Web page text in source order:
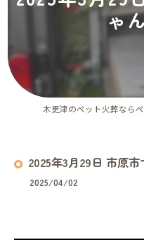
ゃ
2025年3月29日 市原
2025/04/02